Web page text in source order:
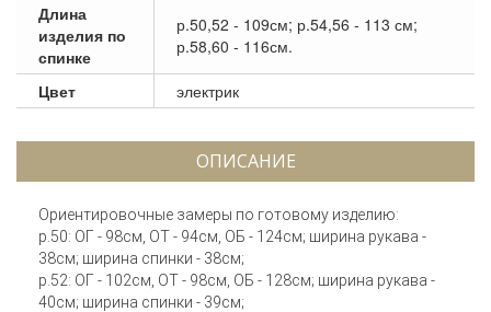
Длина
изделия по
спинке
р.50,52 - 109см; р.54,56 - 113 см;
р.58,60 - 116см.
Цвет электрик
ОПИСАНИЕ
Ориентировочные замеры по готовому изделию:
р.50: ОГ - 98см, ОТ - 94см, ОБ - 124см; ширина рукава -
38см; ширина спинки - 38см;
р.52: ОГ - 102см, ОТ - 98см, ОБ - 128см; ширина рукава -
40см; ширина спинки - 39см;